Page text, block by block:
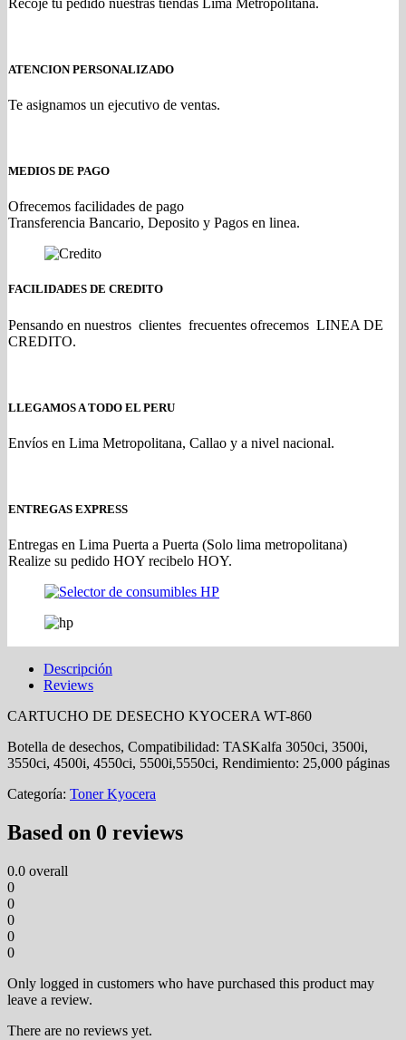
ATENCION PERSONALIZADO
Te asignamos un ejecutivo de ventas.
MEDIOS DE PAGO
Ofrecemos facilidades de pago
Transferencia Bancario, Deposito y Pagos en linea.
FACILIDADES DE CREDITO
Pensando en nuestros clientes frecuentes ofrecemos LINEA DE
CREDITO.
LLEGAMOS A TODO EL PERU
Envíos en Lima Metropolitana, Callao y a nivel nacional.
ENTREGAS EXPRESS
Entregas en Lima Puerta a Puerta (Solo lima metropolitana)
Realize su pedido HOY recibelo HOY.
Descripción
Reviews
CARTUCHO DE DESECHO KYOCERA WT-860
Botella de desechos, Compatibilidad: TASKalfa 3050ci, 3500i,
3550ci, 4500i, 4550ci, 5500i,5550ci, Rendimiento: 25,000 páginas
Categoría: Toner Kyocera
Based on 0 reviews
0.0 overall
0
0
0
0
0
Only logged in customers who have purchased this product may
leave a review.
There are no reviews yet.